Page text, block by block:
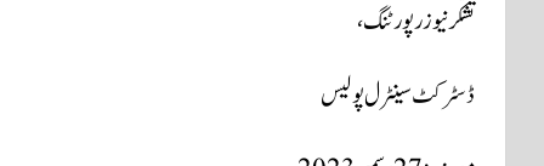
تشکُّر نیوز رپورٹنگ،
ڈسٹرکٹ سینٹرل پولیس